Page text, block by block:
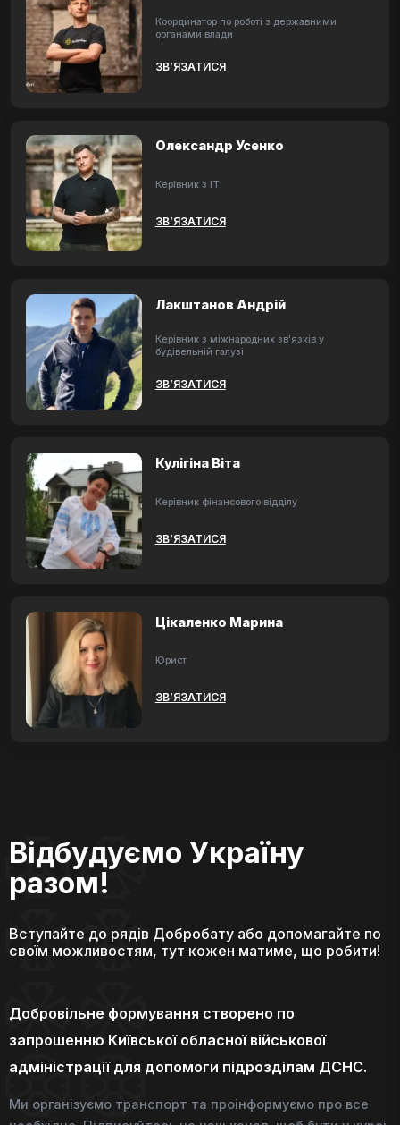
Координатор по роботі з державними
органами влади
ЗВ’ЯЗАТИСЯ
Олександр Усенко
Керівник з ІТ
ЗВ’ЯЗАТИСЯ
Лакштанов Андрій
Керівник з міжнародних зв'язків у
будівельній галузі
ЗВ’ЯЗАТИСЯ
Кулігіна Віта
Керівник фінансового відділу
ЗВ’ЯЗАТИСЯ
Цікаленко Марина
Юрист
ЗВ’ЯЗАТИСЯ
Відбудуємо Україну
разом!
Вступайте до рядів Добробату або допомагайте по
своїм можливостям, тут кожен матиме, що робити!
Добровільне формування створено по
запрошенню Київської обласної військової
адміністрації для допомоги підрозділам ДСНС.
Ми організуємо транспорт та проінформуємо про все